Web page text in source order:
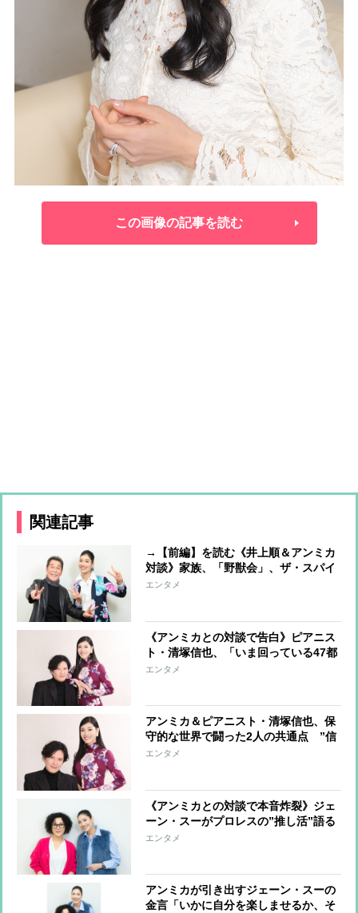
この画像の記事を読む
関連記事
→【前編】を読む《井上順＆アンミカ
対談》家族、「野獣会」、ザ・スパイ
ダース…「人と交わる場所がぼくを成
エンタメ
《アンミカとの対談で告白》ピアニス
ト・清塚信也、「いま回っている47都
道府県ツアーがひとつの節目」 10代
エンタメ
アンミカ＆ピアニスト・清塚信也、保
守的な世界で闘った2人の共通点 ”信
じる道を貫き、その世界の常識を変え
エンタメ
《アンミカとの対談で本音炸裂》ジェ
ーン・スーがプロレスの”推し活”語る
「人間って一生懸命になるのをこんな
エンタメ
アンミカが引き出すジェーン・スーの
金言「いかに自分を楽しませるか、そ